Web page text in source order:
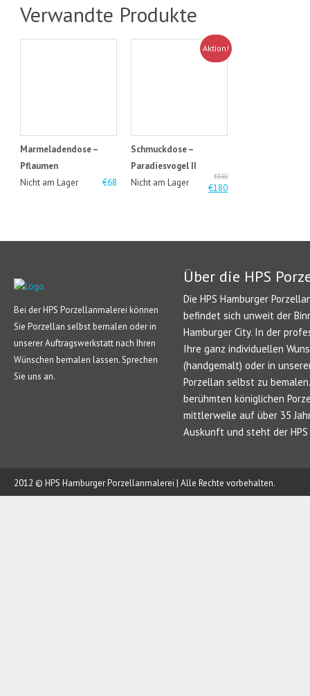
Verwandte Produkte
Marmeladendose –
Pflaumen
€68
Nicht am Lager
Aktion!
Schmuckdose –
Paradiesvogel II
€330
€180
Nicht am Lager
Bei der HPS Porzellanmalerei können
Sie Porzellan selbst bemalen oder in
unserer Auftragswerkstatt nach Ihren
Wünschen bemalen lassen. Sprechen
Sie uns an.
Über die HPS
Die HPS Hamburger
befindet sich unweit der
Hamburger City. In der
Ihre ganz individuellen
(handgemalt) oder in
Porzellan selbst zu
berühmten königlichen
mittlerweile auf über 35
Auskunft und steht der
2012 © HPS Hamburger Porzellanmalerei | Alle Rechte vorbehalten.